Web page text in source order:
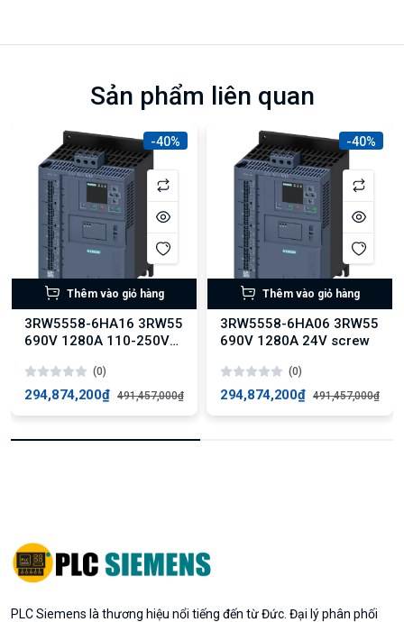
Sản phẩm liên quan
-40%
Thêm vào giỏ hàng
3RW5558-6HA16 3RW55
690V 1280A 110-250V
(0)
294,874,200₫ 491,457,000₫
-40%
Thêm vào giỏ hàng
3RW5558-6HA06 3RW55
690V 1280A 24V screw
(0)
294,874,200₫ 491,457,000₫
PLC Siemens là thương hiệu nổi tiếng đến từ Đức. Đại lý phân phối